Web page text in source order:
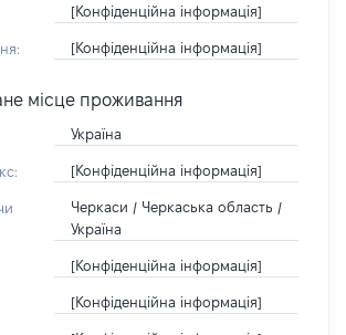
[Конфіденційна інформація]
[Конфіденційна інформація]
місце проживання
Україна
[Конфіденційна інформація]
Черкаси / Черкаська область /
Україна
[Конфіденційна інформація]
[Конфіденційна інформація]